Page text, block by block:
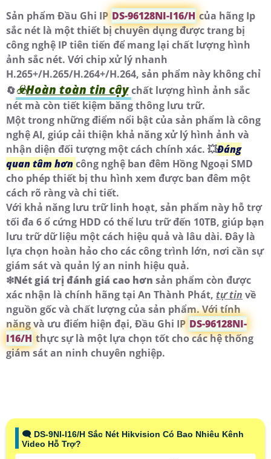
Sản phẩm Đầu Ghi IP DS-96128NI-I16/H của hãng Ip
sắc nét là một thiết bị chuyên dụng được trang bị
công nghệ IP tiên tiến để mang lại chất lượng hình
ảnh sắc nét. Với chip xử lý nhanh
H.265+/H.265/H.264+/H.264, sản phẩm này không chỉ
🔄☣️Hoàn toàn tin cậy chất lượng hình ảnh sắc
nét mà còn tiết kiệm băng thông lưu trữ.
Một trong những điểm nổi bật của sản phẩm là công
nghệ AI, giúp cải thiện khả năng xử lý hình ảnh và
nhận diện đối tượng một cách chính xác. 💥Đáng
quan tâm hơncông nghệ ban đêm Hồng Ngoại SMD
cho phép thiết bị thu hình xem được ban đêm một
cách rõ ràng và chi tiết.
Với khả năng lưu trữ linh hoạt, sản phẩm này hỗ trợ
tối đa 6 ổ cứng HDD có thể lưu trữ đến 10TB, giúp bạn
lưu trữ dữ liệu một cách hiệu quả và lâu dài. Đây là
lựa chọn hoàn hảo cho các công trình lớn, nơi cần sự
giám sát và quản lý an ninh hiệu quả.
❇Nét giá trị đánh giá cao hơn sản phẩm còn được
xác nhận là chính hãng tại An Thành Phát, tự tin về
nguồn gốc và chất lượng của sản phẩm. Với tính
năng và ưu điểm hiện đại, Đầu Ghi IP DS-96128NI-
I16/H thực sự là một lựa chọn tốt cho các hệ thống
giám sát an ninh chuyên nghiệp.
🗨️ DS-9NI-I16/H Sắc Nét Hikvision Có Bao Nhiêu Kênh
Video Hỗ Trợ?